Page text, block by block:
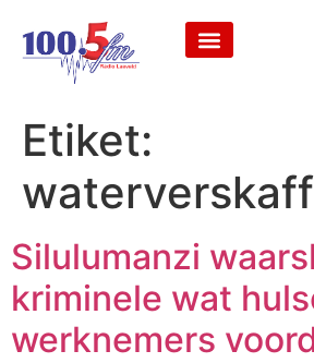
Etiket:
Silulumanzi
kriminele wat
werknemers